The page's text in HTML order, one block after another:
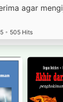
agar
• 505 Hits